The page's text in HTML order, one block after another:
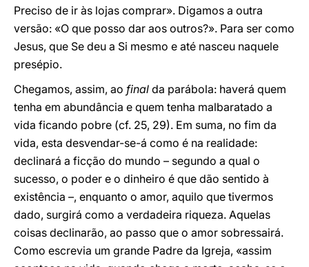
Preciso de ir às lojas comprar». Digamos a outra
versão: «O que posso dar aos outros?». Para ser como
Jesus, que Se deu a Si mesmo e até nasceu naquele
presépio.
Chegamos, assim, ao final da parábola: haverá quem
tenha em abundância e quem tenha malbaratado a
vida ficando pobre (cf. 25, 29). Em suma, no fim da
vida, esta desvendar-se-á como é na realidade:
declinará a ficção do mundo – segundo a qual o
sucesso, o poder e o dinheiro é que dão sentido à
existência –, enquanto o amor, aquilo que tivermos
dado, surgirá como a verdadeira riqueza. Aquelas
coisas declinarão, ao passo que o amor sobressairá.
Como escrevia um grande Padre da Igreja, «assim